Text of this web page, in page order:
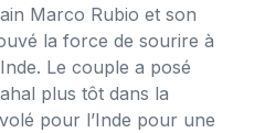
Marco Rubio et son
la force de sourire à
Le couple a posé
plus tôt dans la
pour l’Inde pour une